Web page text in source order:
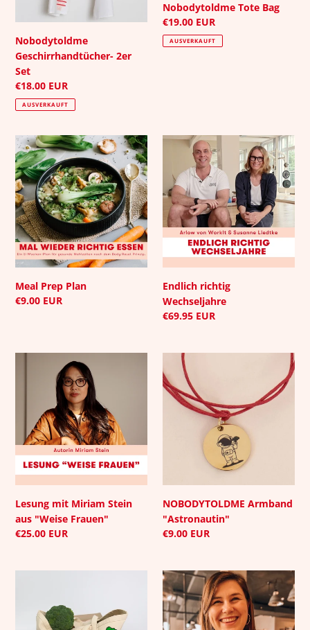
Nobodytoldme
Geschirrhandtücher- 2er
Set
Normaler
Preis
€18.00 EUR
AUSVERKAUFT
Nobodytoldme Tote Bag
Normaler
Preis
€19.00 EUR
AUSVERKAUFT
Meal
Prep
Plan
Meal Prep Plan
Normaler
€9.00 EUR
Endlich
Wechseljahre
Endlich richtig
Wechseljahre
Normaler
€69.95 EUR
"Weise
Lesung mit Miriam Stein
aus "Weise Frauen"
Normaler
€25.00 EUR
NOBODYTOLDME
Armband
"Astronautin"
NOBODYTOLDME Armband
"Astronautin"
Normaler
€9.00 EUR
Webinar:
Kognitive
Verhaltenstherapie